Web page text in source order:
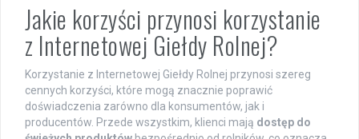
Jakie korzyści przynosi korzystanie
z Internetowej Giełdy Rolnej?
Korzystanie z Internetowej Giełdy Rolnej przynosi szereg
cennych korzyści, które mogą znacznie poprawić
doświadczenia zarówno dla konsumentów, jak i
producentów. Przede wszystkim, klienci mają dostęp do